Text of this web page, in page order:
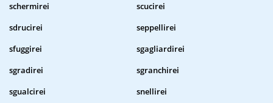
schermirei
scucirei
sdrucirei
seppellirei
sfuggirei
sgagliardirei
sgradirei
sgranchirei
sgualcirei
snellirei